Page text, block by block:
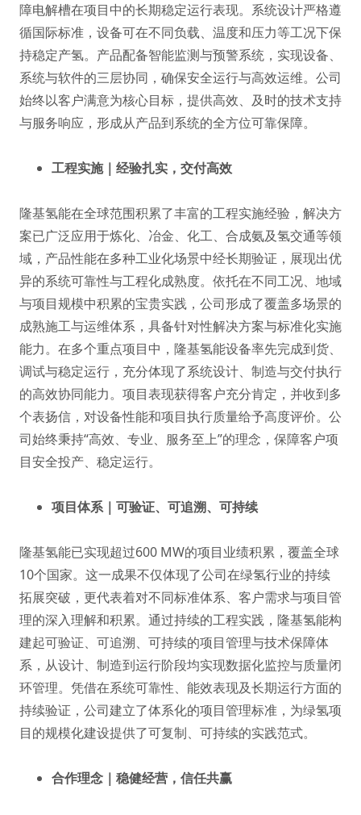
障电解槽在项目中的长期稳定运行表现。系统设计严格遵
循国际标准，设备可在不同负载、温度和压力等工况下保
持稳定产氢。产品配备智能监测与预警系统，实现设备、
系统与软件的三层协同，确保安全运行与高效运维。公司
始终以客户满意为核心目标，提供高效、及时的技术支持
与服务响应，形成从产品到系统的全方位可靠保障。
工程实施｜经验扎实，交付高效
隆基氢能在全球范围积累了丰富的工程实施经验，解决方
案已广泛应用于炼化、冶金、化工、合成氨及氢交通等领
域，产品性能在多种工业化场景中经长期验证，展现出优
异的系统可靠性与工程化成熟度。依托在不同工况、地域
与项目规模中积累的宝贵实践，公司形成了覆盖多场景的
成熟施工与运维体系，具备针对性解决方案与标准化实施
能力。在多个重点项目中，隆基氢能设备率先完成到货、
调试与稳定运行，充分体现了系统设计、制造与交付执行
的高效协同能力。项目表现获得客户充分肯定，并收到多
个表扬信，对设备性能和项目执行质量给予高度评价。公
司始终秉持“高效、专业、服务至上”的理念，保障客户项
目安全投产、稳定运行。
项目体系｜可验证、可追溯、可持续
隆基氢能已实现超过600 MW的项目业绩积累，覆盖全球
10个国家。这一成果不仅体现了公司在绿氢行业的持续
拓展突破，更代表着对不同标准体系、客户需求与项目管
理的深入理解和积累。通过持续的工程实践，隆基氢能构
建起可验证、可追溯、可持续的项目管理与技术保障体
系，从设计、制造到运行阶段均实现数据化监控与质量闭
环管理。凭借在系统可靠性、能效表现及长期运行方面的
持续验证，公司建立了体系化的项目管理标准，为绿氢项
目的规模化建设提供了可复制、可持续的实践范式。
合作理念｜稳健经营，信任共赢